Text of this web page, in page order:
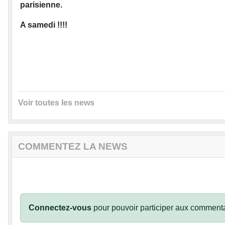
parisienne.
A samedi !!!!
Voir toutes les news
COMMENTEZ LA NEWS
Connectez-vous pour pouvoir participer aux